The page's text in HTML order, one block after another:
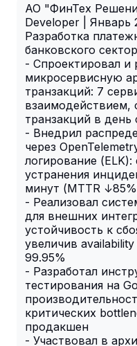
АО "ФинТех
Developer | Январь
Разработка
банковского
- Спроектировал и
микросервисную
транзакций: 7
взаимодействием,
транзакций в день
- Внедрил
через
логирование
устранения
минут (MTTR
- Реализовал
для внешних
устойчивость к
увеличив
99.95%
- Разработал
тестирования на
критических
продакшен
- Участвовал в